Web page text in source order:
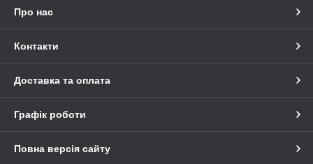
Про нас
Контакти
Доставка та оплата
Графік роботи
Повна версія сайту